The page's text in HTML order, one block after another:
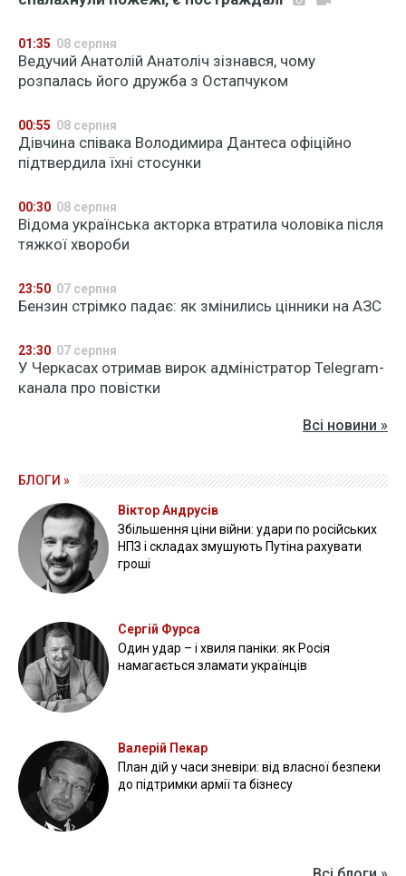
01:35 08 серпня
Ведучий Анатолій Анатоліч зізнався, чому
розпалась його дружба з Остапчуком
00:55 08 серпня
Дівчина співака Володимира Дантеса офіційно
підтвердила їхні стосунки
00:30 08 серпня
Відома українська акторка втратила чоловіка після
тяжкої хвороби
23:50 07 серпня
Бензин стрімко падає: як змінились цінники на АЗС
23:30 07 серпня
У Черкасах отримав вирок адміністратор Telegram-
канала про повістки
Всі новини »
БЛОГИ »
Віктор Андрусів
Збільшення ціни війни: удари по російських
НПЗ і складах змушують Путіна рахувати
гроші
Сергій Фурса
Один удар – і хвиля паніки: як Росія
намагається зламати українців
Валерій Пекар
План дій у часи зневіри: від власної безпеки
до підтримки армії та бізнесу